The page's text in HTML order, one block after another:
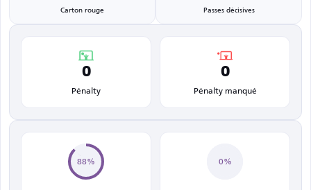
Carton rouge Passes décisives
0
Pénalty
0
Pénalty manqué
88% 0%